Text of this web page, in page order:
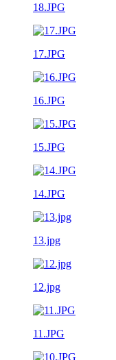
18.JPG
17.JPG
16.JPG
15.JPG
14.JPG
13.jpg
12.jpg
11.JPG